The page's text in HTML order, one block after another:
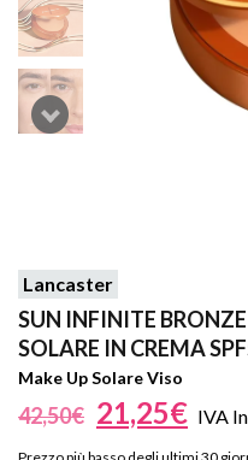
Lancaster
SUN INFINITE
SOLARE IN CREMA
Make Up Solare Viso
42,50€ 21,25€ IVA